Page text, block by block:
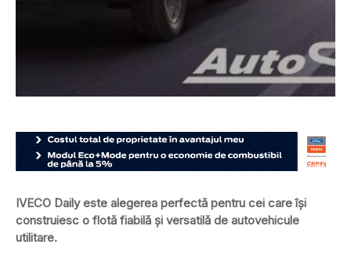
IVECO Daily este alegerea perfectă pentru cei care își
construiesc o flotă fiabilă și versatilă de autovehicule
utilitare.